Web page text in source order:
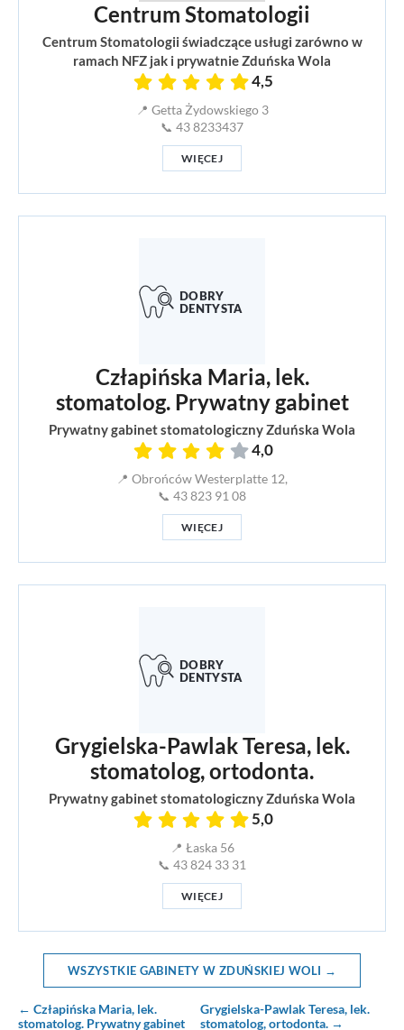
Centrum Stomatologii
Centrum Stomatologii świadczące usługi zarówno w
ramach NFZ jak i prywatnie Zduńska Wola
4,5
📍 Getta Żydowskiego 3
📞 43 8233437
WIĘCEJ
Człapińska Maria, lek.
stomatolog. Prywatny gabinet
Prywatny gabinet stomatologiczny Zduńska Wola
4,0
📍 Obrońców Westerplatte 12,
📞 43 823 91 08
WIĘCEJ
Grygielska-Pawlak Teresa, lek.
stomatolog, ortodonta.
Prywatny gabinet stomatologiczny Zduńska Wola
5,0
📍 Łaska 56
📞 43 824 33 31
WIĘCEJ
WSZYSTKIE GABINETY W ZDUŃSKIEJ WOLI →
← Człapińska Maria, lek.
stomatolog. Prywatny gabinet
Grygielska-Pawlak Teresa, lek.
stomatolog, ortodonta. →